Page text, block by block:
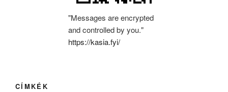
"Messages are encrypted
and controlled by you."
https://kasia.fyi/
CÍMKÉK